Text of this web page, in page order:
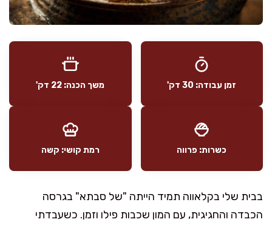
זמן עבודה: 30 דק' משך הכנה: 22 דק'
כשרות: פרווה רמת קושי: קשה
בבית שלי בקלאווה תמיד הייתה "של סבתא" בגרסה
הכבדה והחגיגית, עם המון שכבות פילו וזמן. כשעבדתי